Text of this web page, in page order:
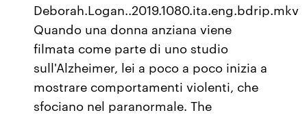
Deborah.Logan..2019.1080.ita.eng.bdrip.mkv
Quando una donna anziana viene
filmata come parte di uno studio
sull'Alzheimer, lei a poco a poco inizia a
mostrare comportamenti violenti, che
sfociano nel paranormale. The